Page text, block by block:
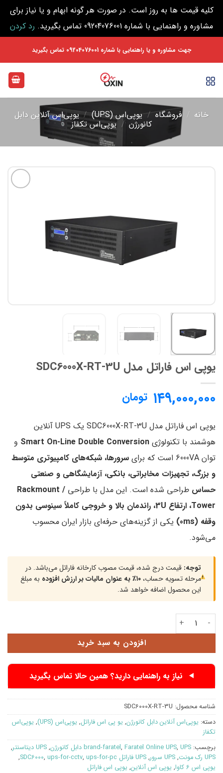
کلیه قیمت ها به روز است. در صورت هر گونه ابهام و یا نیاز برای
مشاوره و راهنمایی با شماره 09204076001 تماس بگیرید.
رد کردن
جهت مشاوره و یا راهنمایی با شماره 09204076001 تماس بگیرید
خانه / فروشگاه / یوپی‌اس (UPS) / یوپی‌اس آنلاین دابل
کانورژن / یوپی‌اس تکفاز
یوپی اس فاراتل مدل SDC6000X-RT-3U
۱۴۹,۰۰۰,۰۰۰ تومان
یوپی اس فاراتل مدل SDC6000X-RT-3U یک UPS آنلاین
هوشمند با تکنولوژی Smart On-Line Double Conversion و
توان 6000VA است که برای
سرورها، شبکه‌های کامپیوتری متوسط
و بزرگ، تجهیزات مخابراتی، بانکی، آزمایشگاهی و صنعتی
حساس طراحی شده است. این مدل با طراحی Rackmount /
Tower، ارتفاع 3U، راندمان بالا و خروجی کاملاً سینوسی بدون
وقفه (0ms)
یکی از گزینه‌های حرفه‌ای بازار ایران محسوب
می‌شود.
توجه: قیمت درج شده، قیمت مصوب کارخانه فاراتل می‌باشد. در
مرحله تسویه حساب،۱۰٪ به عنوان مالیات بر ارزش افزوده
به مبلغ
این محصول اضافه خواهد شد.
یوپی اس فاراتل مدل SDC6000X-RT-3U عدد
افزودن به سبد خرید
نیاز به راهنمایی دارید؟ همین حالا تماس بگیرید
شناسه محصول: SDC6000X-RT-3U
دسته: یوپی‌اس آنلاین دابل کانورژن, یو پی اس فاراتل, یوپی‌اس (UPS) , یوپی‌اس
تکفاز
برچسب:
brand-faratel, Faratel Online UPS, UPS دابل کانورژن , UPS دیتاسنتر
,
UPS رک مونت
, UPS سرور , UPS فاراتل SDC6000 , ups-for-cctv, ups-for-pc
,
یوپی اس 6 کاوا
, یوپی اس آنلاین, یوپی اس فاراتل